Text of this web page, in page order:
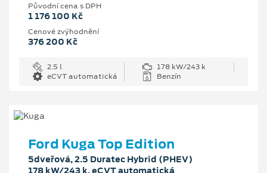
Původní cena s DPH
1 176 100 Kč
Cenové zvýhodnění
376 200 Kč
2.5 l
178 kW/243 k
eCVT automatická
Benzín
Ford Kuga Top Edition
5dveřová, 2.5 Duratec Hybrid (PHEV)
178 kW/243 k, eCVT automatická